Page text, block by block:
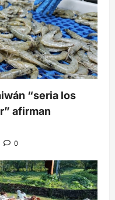
“seria los
afirman
0